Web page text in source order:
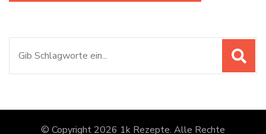
© Copyright 2026 1k Rezepte. Alle Rechte